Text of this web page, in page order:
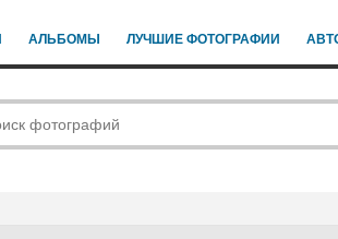
АЛЬБОМЫ ЛУЧШИЕ ФОТОГРАФИИ